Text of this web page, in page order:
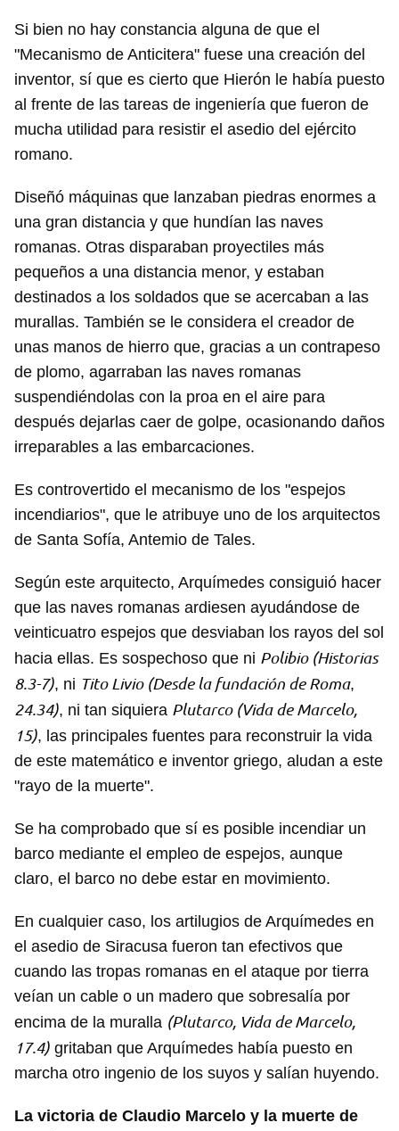
Si bien no hay constancia alguna de que el
"Mecanismo de Anticitera" fuese una creación del
inventor, sí que es cierto que Hierón le había puesto
al frente de las tareas de ingeniería que fueron de
mucha utilidad para resistir el asedio del ejército
romano.
Diseñó máquinas que lanzaban piedras enormes a
una gran distancia y que hundían las naves
romanas. Otras disparaban proyectiles más
pequeños a una distancia menor, y estaban
destinados a los soldados que se acercaban a las
murallas. También se le considera el creador de
unas manos de hierro que, gracias a un contrapeso
de plomo, agarraban las naves romanas
suspendiéndolas con la proa en el aire para
después dejarlas caer de golpe, ocasionando daños
irreparables a las embarcaciones.
Es controvertido el mecanismo de los "espejos
incendiarios", que le atribuye uno de los arquitectos
de Santa Sofía, Antemio de Tales.
Según este arquitecto, Arquímedes consiguió hacer
que las naves romanas ardiesen ayudándose de
veinticuatro espejos que desviaban los rayos del sol
hacia ellas. Es sospechoso que ni Polibio (Historias
8.3-7), ni Tito Livio (Desde la fundación de Roma,
24.34), ni tan siquiera Plutarco (Vida de Marcelo,
15), las principales fuentes para reconstruir la vida
de este matemático e inventor griego, aludan a este
"rayo de la muerte".
Se ha comprobado que sí es posible incendiar un
barco mediante el empleo de espejos, aunque
claro, el barco no debe estar en movimiento.
En cualquier caso, los artilugios de Arquímedes en
el asedio de Siracusa fueron tan efectivos que
cuando las tropas romanas en el ataque por tierra
veían un cable o un madero que sobresalía por
encima de la muralla (Plutarco, Vida de Marcelo,
17.4) gritaban que Arquímedes había puesto en
marcha otro ingenio de los suyos y salían huyendo.
La victoria de Claudio Marcelo y la muerte de